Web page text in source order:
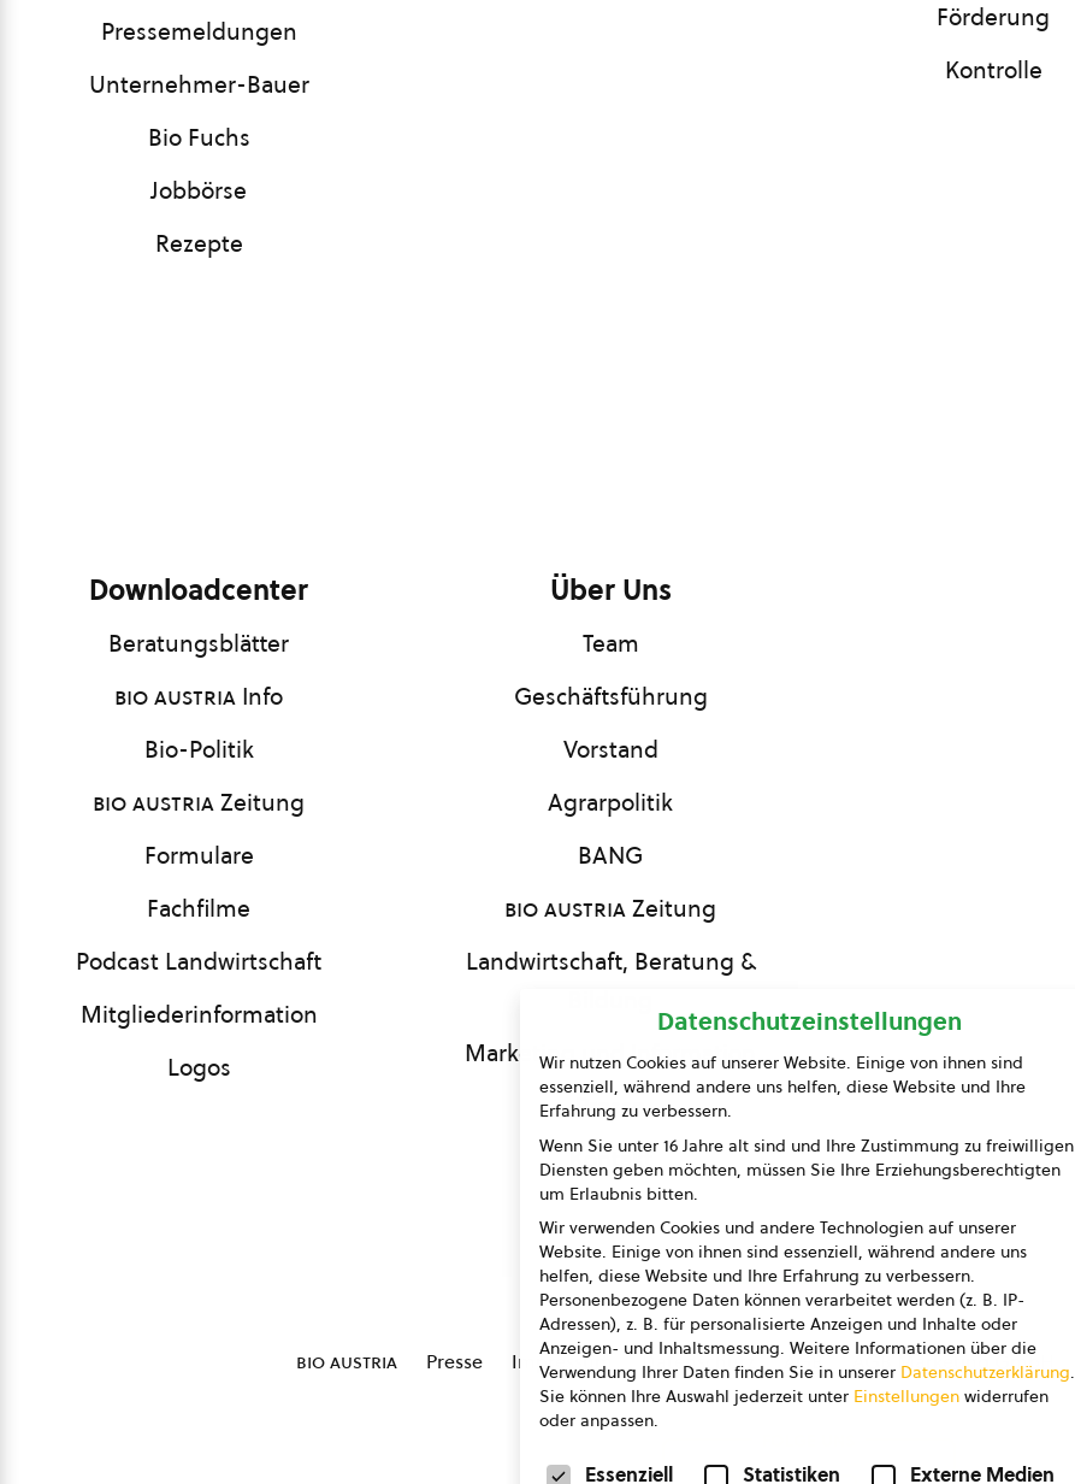
Pressemeldungen
Unternehmer-Bauer
Bio Fuchs
Jobbörse
Rezepte
Förderung
Kontrolle
Downloadcenter
Beratungsblätter
bio austria Info
Bio-Politik
bio austriaZeitung
Formulare
Fachfilme
Podcast Landwirtschaft
Mitgliederinformation
Logos
Über Uns
Team
Geschäftsführung
Vorstand
Agrarpolitik
BANG
bio austriaZeitung
Landwirtschaft, Beratung &
Marketing und Information
Presse
Kontakt
bio austria Presse Impressum Datenschutz AGB AGB Marketing GmbH
Datenschutzeinstellungen
Wir nutzen Cookies auf unserer Website. Einige von ihnen sind
essenziell, während andere uns helfen, diese Website und Ihre
Erfahrung zu verbessern.
Wenn Sie unter 16 Jahre alt sind und Ihre Zustimmung zu freiwilligen
Diensten geben möchten, müssen Sie Ihre Erziehungsberechtigten
um Erlaubnis bitten.
Wir verwenden Cookies und andere Technologien auf unserer
Website. Einige von ihnen sind essenziell, während andere uns
helfen, diese Website und Ihre Erfahrung zu verbessern.
Personenbezogene Daten können verarbeitet werden (z. B. IP-
Adressen), z. B. für personalisierte Anzeigen und Inhalte oder
Anzeigen- und Inhaltsmessung. Weitere Informationen über die
Verwendung Ihrer Daten finden Sie in unserer Datenschutzerklärung.
Sie können Ihre Auswahl jederzeit unter Einstellungen widerrufen
oder anpassen.
Datenschutzeinstellungen
Essenziell Statistiken Externe Medien